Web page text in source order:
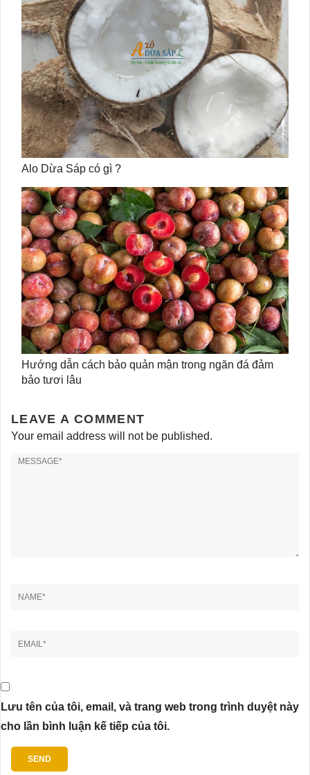
Alo Dừa Sáp có gì ?
Hướng dẫn cách bảo quản mận trong ngăn đá đảm
bảo tươi lâu
LEAVE A COMMENT
Your email address will not be published.
Lưu tên của tôi, email, và trang web trong trình duyệt này
cho lần bình luận kế tiếp của tôi.